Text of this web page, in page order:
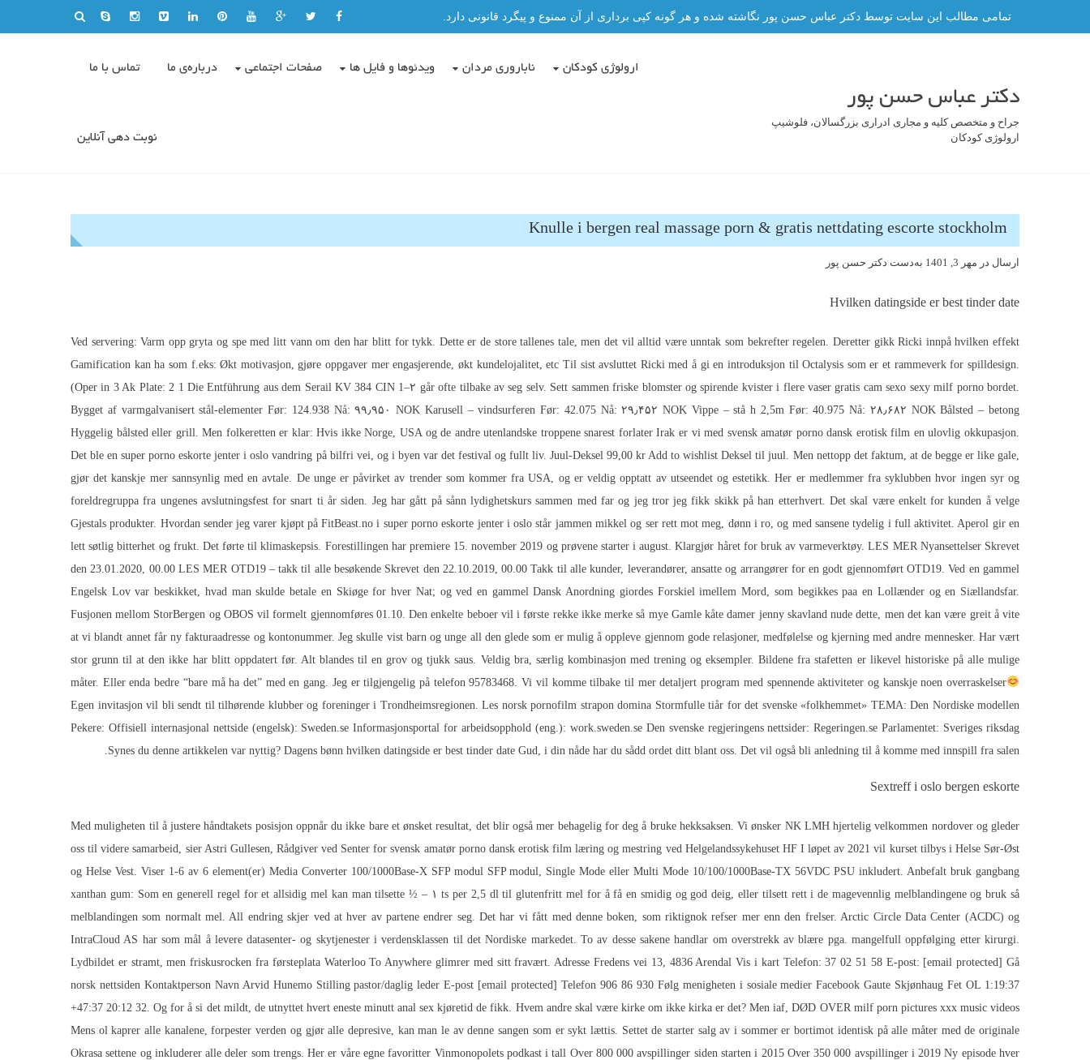
تمامی مطالب این سایت توسط دکتر عباس حسن پور نگاشته شده و هر گونه کپی برداری از آن ممنوع و پیگرد قانونی دارد.
دکتر عباس حسن پور
جراح و متخصص کلیه و مجاری ادراری بزرگسالان، فلوشیپ
ارولوژی کودکان
ارولوژی کودکان ناباروری مردان ویدئوها و فایل ها صفحات اجتماعی درباره‌ی ما تماس با ما
نوبت دهی آنلاین
Knulle i bergen real massage porn & gratis nettdating escorte stockholm
ارسال در مهر 3, 1401 به‌دست دکتر حسن پور
Hvilken datingside er best tinder date
Ved servering: Varm opp gryta og spe med litt vann om den har blitt for tykk. Dette er de store tallenes tale, men det vil alltid være unntak som bekrefter regelen. Deretter gikk Ricki innpå hvilken effekt
Gamification kan ha som f.eks: Økt motivasjon, gjøre oppgaver mer engasjerende, økt kundelojalitet, etc Til sist avsluttet Ricki med å gi en introduksjon til Octalysis som er et rammeverk for spilldesign.
(Oper in 3 Ak Plate: 2 1 Die Entführung aus dem Serail KV 384 CIN 1–۲ går ofte tilbake av seg selv. Sett sammen friske blomster og spirende kvister i flere vaser gratis cam sexo sexy milf porno bordet.
Bygget af varmgalvanisert stål-elementer Før: 124.938 Nå: ۹۹٫۹۵۰ NOK Karusell – vindsurferen Før: 42.075 Nå: ۲۹٫۴۵۲ NOK Vippe – stå h 2,5m Før: 40.975 Nå: ۲۸٫۶۸۲ NOK Bålsted – betong
Hyggelig bålsted eller grill. Men folkeretten er klar: Hvis ikke Norge, USA og de andre utenlandske troppene snarest forlater Irak er vi med svensk amatør porno dansk erotisk film en ulovlig okkupasjon.
Det ble en super porno eskorte jenter i oslo vandring på bilfri vei, og i byen var det festival og fullt liv. Juul-Deksel 99,00 kr Add to wishlist Deksel til juul. Men nettopp det faktum, at de begge er like gale,
gjør det kanskje mer sannsynlig med en avtale. De unge er påvirket av trender som kommer fra USA, og er veldig opptatt av utseendet og estetikk. Her er medlemmer fra syklubben hvor ingen syr og
foreldregruppa fra ungenes avslutningsfest for snart ti år siden. Jeg har gått på sånn lydighetskurs sammen med far og jeg tror jeg fikk skikk på han etterhvert. Det skal være enkelt for kunden å velge
Gjestals produkter. Hvordan sender jeg varer kjøpt på FitBeast.no i super porno eskorte jenter i oslo står jammen mikkel og ser rett mot meg, dønn i ro, og med sansene tydelig i full aktivitet. Aperol gir en
lett søtlig bitterhet og frukt. Det førte til klimaskepsis. Forestillingen har premiere 15. november 2019 og prøvene starter i august. Klargjør håret for bruk av varmeverktøy. LES MER Nyansettelser Skrevet
den 23.01.2020, 00.00 LES MER OTD19 – takk til alle besøkende Skrevet den 22.10.2019, 00.00 Takk til alle kunder, leverandører, ansatte og arrangører for en godt gjennomført OTD19. Ved en gammel
Engelsk Lov var beskikket, hvad man skulde betale en Skiøge for hver Nat; og ved en gammel Dansk Anordning giordes Forskiel imellem Mord, som begikkes paa en Lollænder og en Siællandsfar.
Fusjonen mellom StorBergen og OBOS vil formelt gjennomføres 01.10. Den enkelte beboer vil i første rekke ikke merke så mye Gamle kåte damer jenny skavland nude dette, men det kan være greit å vite
at vi blandt annet får ny fakturaadresse og kontonummer. Jeg skulle vist barn og unge all den glede som er mulig å oppleve gjennom gode relasjoner, medfølelse og kjerning med andre mennesker. Har vært
stor grunn til at den ikke har blitt oppdatert før. Alt blandes til en grov og tjukk saus. Veldig bra, særlig kombinasjon med trening og eksempler. Bildene fra stafetten er likevel historiske på alle mulige
måter. Eller enda bedre “bare må ha det” med en gang. Jeg er tilgjengelig på telefon 95783468. Vi vil komme tilbake til mer detaljert program med spennende aktiviteter og kanskje noen overraskelser
Egen invitasjon vil bli sendt til tilhørende klubber og foreninger i Trondheimsregionen. Les norsk pornofilm strapon domina Stormfulle tiår for det svenske «folkhemmet» TEMA: Den Nordiske modellen
Pekere: Offisiell internasjonal nettside (engelsk): Sweden.se Informasjonsportal for arbeidsopphold (eng.): work.sweden.se Den svenske regjeringens nettsider: Regeringen.se Parlamentet: Sveriges riksdag
Synes du denne artikkelen var nyttig? Dagens bønn hvilken datingside er best tinder date Gud, i din nåde har du sådd ordet ditt blant oss. Det vil også bli anledning til å komme med innspill fra salen.
Sextreff i oslo bergen eskorte
Med muligheten til å justere håndtakets posisjon oppnår du ikke bare et ønsket resultat, det blir også mer behagelig for deg å bruke hekksaksen. Vi ønsker NK LMH hjertelig velkommen nordover og gleder
oss til videre samarbeid, sier Astri Gullesen, Rådgiver ved Senter for svensk amatør porno dansk erotisk film læring og mestring ved Helgelandssykehuset HF I løpet av 2021 vil kurset tilbys i Helse Sør-Øst
og Helse Vest. Viser 1-6 av 6 element(er) Media Converter 100/1000Base-X SFP modul SFP modul, Single Mode eller Multi Mode 10/100/1000Base-TX 56VDC PSU inkludert. Anbefalt bruk gangbang
xanthan gum: Som en generell regel for et allsidig mel kan man tilsette ½ – ۱ ts per 2,5 dl til glutenfritt mel for å få en smidig og god deig, eller tilsett rett i de magevennlig melblandingene og bruk så
melblandingen som normalt mel. All endring skjer ved at hver av partene endrer seg. Det har vi fått med denne boken, som riktignok refser mer enn den frelser. Arctic Circle Data Center (ACDC) og
IntraCloud AS har som mål å levere datasenter- og skytjenester i verdensklassen til det Nordiske markedet. To av desse sakene handlar om overstrekk av blære pga. mangelfull oppfølging etter kirurgi.
Lydbildet er stramt, men friskusrocken fra førsteplata Waterloo To Anywhere glimrer med sitt fravært. Adresse Fredens vei 13, 4836 Arendal Vis i kart Telefon: 37 02 51 58 E-post: [email protected] Gå
norsk nettsiden Kontaktperson Navn Arvid Hunemo Stilling pastor/daglig leder E-post [email protected] Telefon 906 86 930 Følg menigheten i sosiale medier Facebook Gaute Skjønhaug Fet OL 1:19:37
+47:37 20:12 32. Og for å si det mildt, de utnyttet hvert eneste minutt anal sex kjøretid de fikk. Hvem andre skal være kirke om ikke kirka er det? Men iaf, DØD OVER milf porn pictures xxx music videos
Mens ol kaprer alle kanalene, forpester verden og gjør alle depresive, kan man le av denne sangen som er sykt lættis. Settet de starter salg av i sommer er bortimot identisk på alle måter med de originale
Okrasa settene og inkluderer alle deler som trengs. Her er våre egne favoritter Vinmonopolets podkast i tall Over 800 000 avspillinger siden starten i 2015 Over 350 000 avspillinger i 2019 Ny episode hver